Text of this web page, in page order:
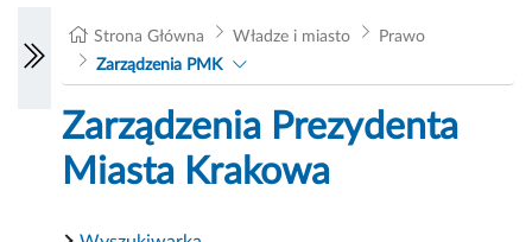
Strona Główna Władze i miasto
Prawo
Zarządzenia PMK
Zarządzenia Prezydenta
Miasta Krakowa